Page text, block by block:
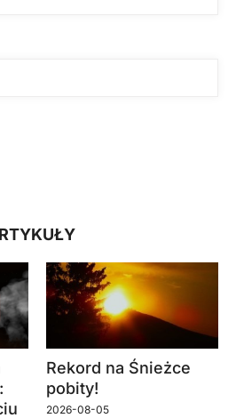
Rekord na Śnieżce
pobity!
2026-08-05